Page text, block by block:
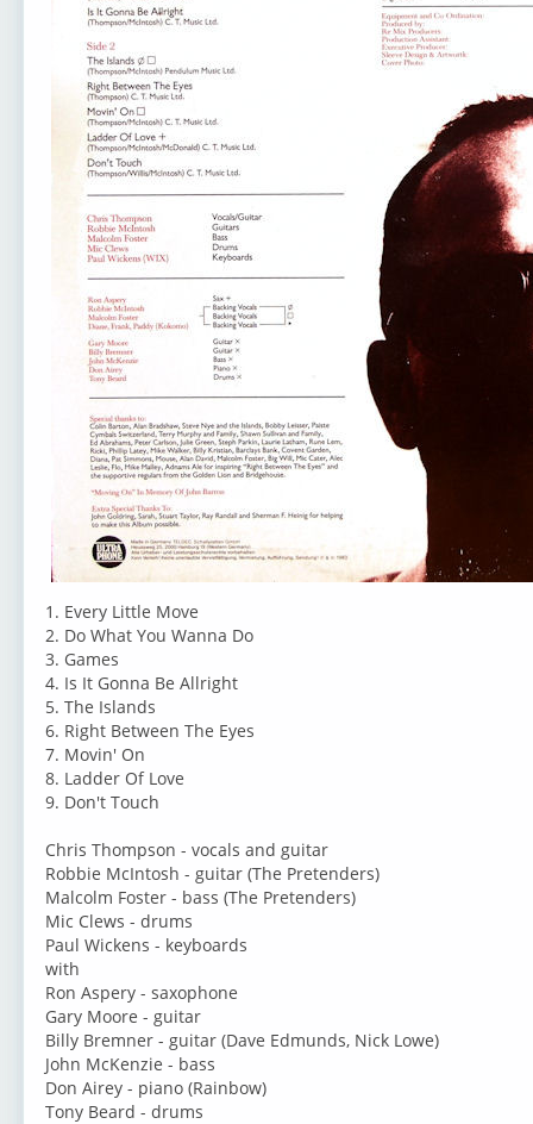
1. Every Little Move
2. Do What You Wanna Do
3. Games
4. Is It Gonna Be Allright
5. The Islands
6. Right Between The Eyes
7. Movin' On
8. Ladder Of Love
9. Don't Touch
Chris Thompson - vocals and guitar
Robbie McIntosh - guitar (The Pretenders)
Malcolm Foster - bass (The Pretenders)
Mic Clews - drums
Paul Wickens - keyboards
with
Ron Aspery - saxophone
Gary Moore - guitar
Billy Bremner - guitar (Dave Edmunds, Nick Lowe)
John McKenzie - bass
Don Airey - piano (Rainbow)
Tony Beard - drums